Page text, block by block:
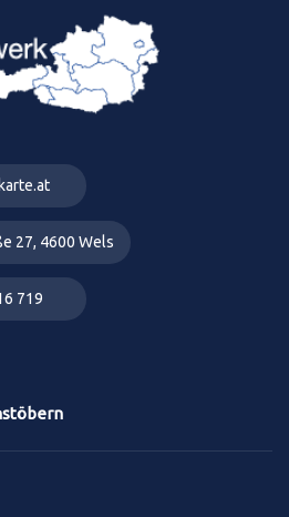
27, 4600 Wels
719